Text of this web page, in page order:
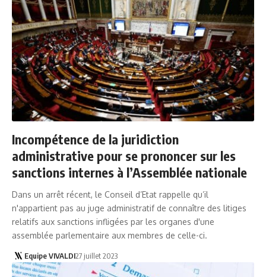
Incompétence de la juridiction
administrative pour se prononcer sur les
sanctions internes à l’Assemblée nationale
Dans un arrêt récent, le Conseil d’Etat rappelle qu’il
n'appartient pas au juge administratif de connaître des litiges
relatifs aux sanctions infligées par les organes d'une
assemblée parlementaire aux membres de celle-ci.
Equipe VIVALDI27 juillet 2023